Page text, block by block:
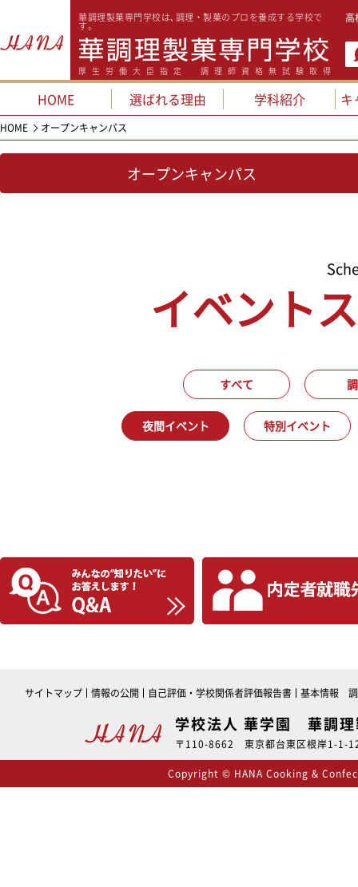
華調理製菓専門学校は､調理・製菓のプロを養成する学校で
す。
厚生労働大臣指定 調理師資格無試験取得
高
HOME 選ばれる理由 学科紹介 キ
HOME オープンキャンパス
オープンキャンパス
イベント
すべて
夜間イベント 特別イベント
サイトマップ 情報の公開 自己評価・学校関係者評価報告書 基本情報 調
学校法人 華学園 華調理
〒110-8662 東京都台東区根岸1-
Copyright © HANA Cooking &